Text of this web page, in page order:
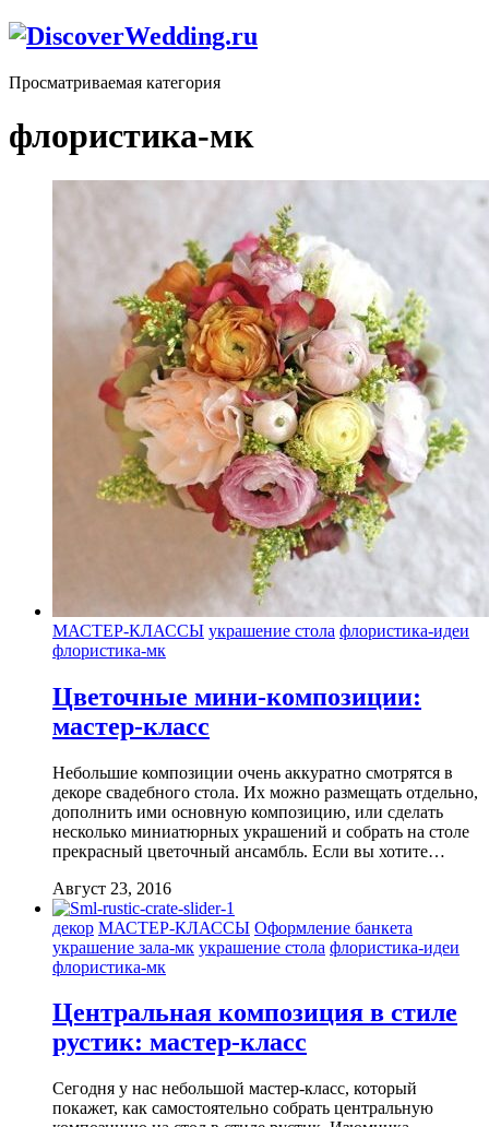
Просматриваемая категория
флористика-мк
МАСТЕР-КЛАССЫ украшение стола флористика-идеи
флористика-мк
Цветочные мини-композиции:
мастер-класс
Небольшие композиции очень аккуратно смотрятся в
декоре свадебного стола. Их можно размещать отдельно,
дополнить ими основную композицию, или сделать
несколько миниатюрных украшений и собрать на столе
прекрасный цветочный ансамбль. Если вы хотите…
Август 23, 2016
декор МАСТЕР-КЛАССЫ Оформление банкета
украшение зала-мк украшение стола флористика-идеи
флористика-мк
Центральная композиция в стиле
рустик: мастер-класс
Сегодня у нас небольшой мастер-класс, который
покажет, как самостоятельно собрать центральную